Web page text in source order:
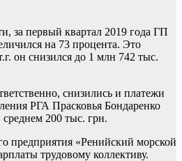
за первый квартал 2019 года ГП
на 73 процента. Это
он снизился до 1 млн 742 тыс.
снизились и платежи
РГА Прасковья Бондаренко
200 тыс. грн.
предприятия «Ренийский морской
трудовому коллективу.